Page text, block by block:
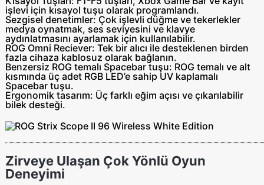
işlevi için kısayol tuşu olarak programlandı.
Sezgisel denetimler: Çok işlevli düğme ve tekerlekler
medya oynatmak, ses seviyesini ve klavye
aydınlatmasını ayarlamak için kullanılabilir.
ROG Omni Reciever: Tek bir alıcı ile desteklenen birden
fazla cihaza kablosuz olarak bağlanın.
Benzersiz ROG temalı Spacebar tuşu: ROG temalı ve alt
kısmında üç adet RGB LED’e sahip UV kaplamalı
Spacebar tuşu.
Ergonomik tasarım: Üç farklı eğim açısı ve çıkarılabilir
bilek desteği.
Zirveye Ulaşan Çok Yönlü Oyun
Deneyimi